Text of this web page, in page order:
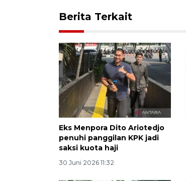
Berita Terkait
Eks Menpora Dito Ariotedjo
penuhi panggilan KPK jadi
saksi kuota haji
30 Juni 2026 11:32